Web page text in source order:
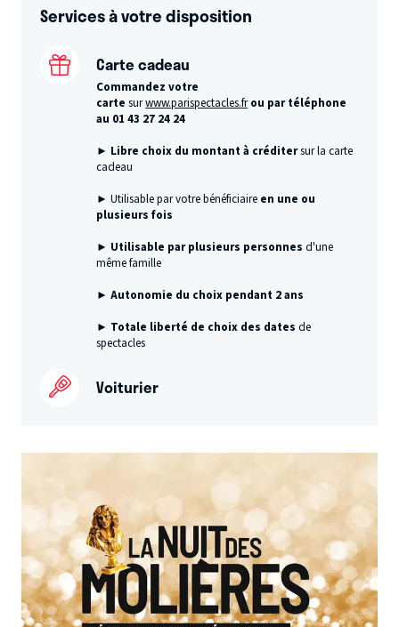
Services à votre disposition
Carte cadeau
Commandez votre
cartesurwww.parispectacles.frou par téléphone
au 01 43 27 24 24
► Libre choix du montant à créditersur la carte
cadeau
► Utilisable par votre bénéficiaire en une ou
plusieurs fois
► Utilisable par plusieurs personnesd'une
même famille
► Autonomie du choix pendant 2 ans
► Totale liberté de choix des dates de
spectacles
Voiturier